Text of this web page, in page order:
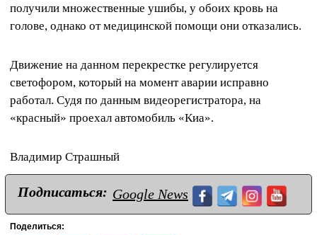
получили множественные ушибы, у обоих кровь на
голове, однако от медицинской помощи они отказались.
Движение на данном перекрестке регулируется
светофором, который на момент аварии исправно
работал. Судя по данным видеорегистратора, на
«красный» проехал автомобиль «Киа».
Владимир Страшный
Подписаться: Google News
Поделиться: